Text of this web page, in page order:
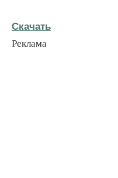
Скачать
Реклама